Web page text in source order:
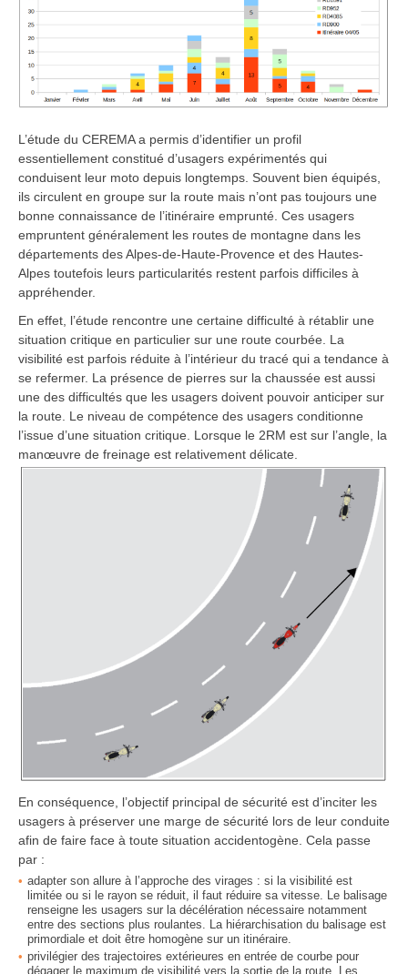
L’étude du CEREMA a permis d’identifier un profil
essentiellement constitué d’usagers expérimentés qui
conduisent leur moto depuis longtemps. Souvent bien équipés,
ils circulent en groupe sur la route mais n’ont pas toujours une
bonne connaissance de l’itinéraire emprunté. Ces usagers
empruntent généralement les routes de montagne dans les
départements des Alpes-de-Haute-Provence et des Hautes-
Alpes toutefois leurs particularités restent parfois difficiles à
appréhender.
En effet, l’étude rencontre une certaine difficulté à rétablir une
situation critique en particulier sur une route courbée. La
visibilité est parfois réduite à l’intérieur du tracé qui a tendance à
se refermer. La présence de pierres sur la chaussée est aussi
une des difficultés que les usagers doivent pouvoir anticiper sur
la route. Le niveau de compétence des usagers conditionne
l’issue d’une situation critique. Lorsque le 2RM est sur l’angle, la
manœuvre de freinage est relativement délicate.
En conséquence, l’objectif principal de sécurité est d’inciter les
usagers à préserver une marge de sécurité lors de leur conduite
afin de faire face à toute situation accidentogène. Cela passe
par :
adapter son allure à l’approche des virages : si la visibilité est
limitée ou si le rayon se réduit, il faut réduire sa vitesse. Le balisage
renseigne les usagers sur la décélération nécessaire notamment
entre des sections plus roulantes. La hiérarchisation du balisage est
primordiale et doit être homogène sur un itinéraire.
privilégier des trajectoires extérieures en entrée de courbe pour
dégager le maximum de visibilité vers la sortie de la route. Les